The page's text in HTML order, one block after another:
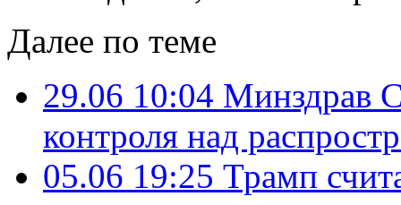
Далее по теме
29.06 10:04 Минздрав
контроля над
05.06 19:25 Трамп